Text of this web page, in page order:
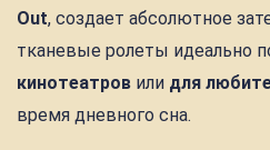
Out, создает абсолютное
тканевые ролеты идеально
кинотеатров или для
время дневного сна.